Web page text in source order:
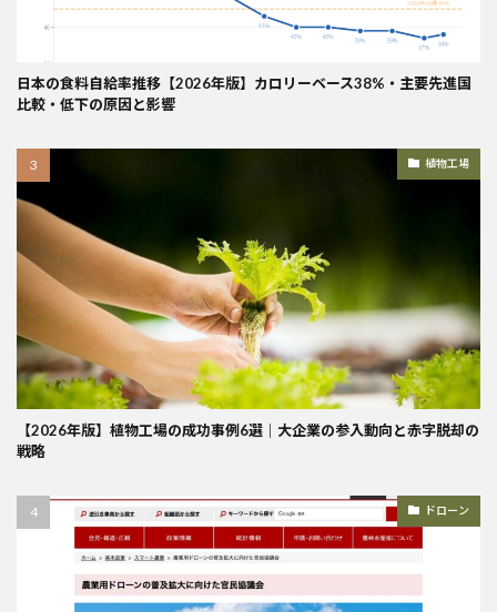
日本の食料自給率推移【2026年版】カロリーベース38%・主要先進国
比較・低下の原因と影響
植物工場
【2026年版】植物工場の成功事例6選｜大企業の参入動向と赤字脱却の
戦略
ドローン